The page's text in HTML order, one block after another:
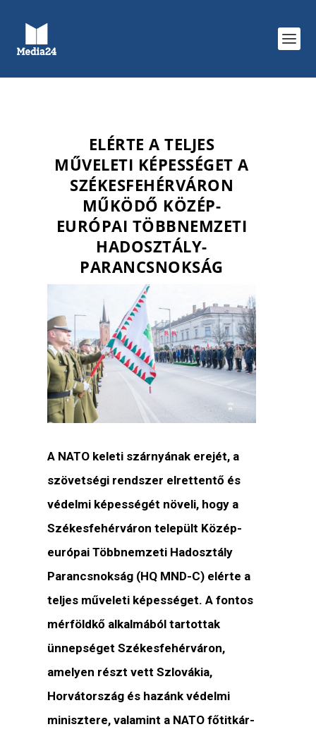
ELÉRTE A TELJES
MŰVELETI KÉPESSÉGET A
SZÉKESFEHÉRVÁRON
MŰKÖDŐ KÖZÉP-
EURÓPAI TÖBBNEMZETI
HADOSZTÁLY-
PARANCSNOKSÁG
A NATO keleti szárnyának erejét, a
szövetségi rendszer elrettentő és
védelmi képességét növeli, hogy a
Székesfehérváron települt Közép-
európai Többnemzeti Hadosztály
Parancsnokság (HQ MND-C) elérte a
teljes műveleti képességet. A fontos
mérföldkő alkalmából tartottak
ünnepséget Székesfehérváron,
amelyen részt vett Szlovákia,
Horvátország és hazánk védelmi
minisztere, valamint a NATO főtitkár-